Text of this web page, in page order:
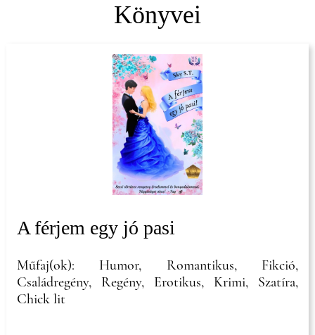
Könyvei
A férjem egy jó pasi
Műfaj(ok): Humor, Romantikus, Fikció,
Családregény, Regény, Erotikus, Krimi, Szatíra,
Chick lit